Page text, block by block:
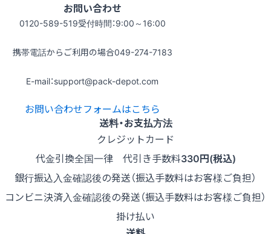
お問い合わせ
0120-589-519受付時間：9:00～16:00
携帯電話からご利用の場合049-274-7183
E-mail：support@pack-depot.com
お問い合わせフォームはこちら
送料・お支払方法
クレジットカード
代金引換全国一律 代引き手数料330円(税込)
銀行振込入金確認後の発送（振込手数料はお客様ご負担）
コンビニ決済入金確認後の発送（振込手数料はお客様ご負担）
掛け払い